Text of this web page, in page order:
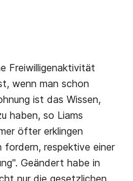
Freiwilligenaktivität
wenn man schon
ist das Wissen,
haben, so Liams
öfter erklingen
fordern, respektive einer
Geändert habe in
nur die gesetzlichen